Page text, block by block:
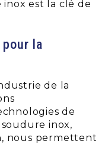
inox est la clé de
la
de la
de
inox,
nous permettent